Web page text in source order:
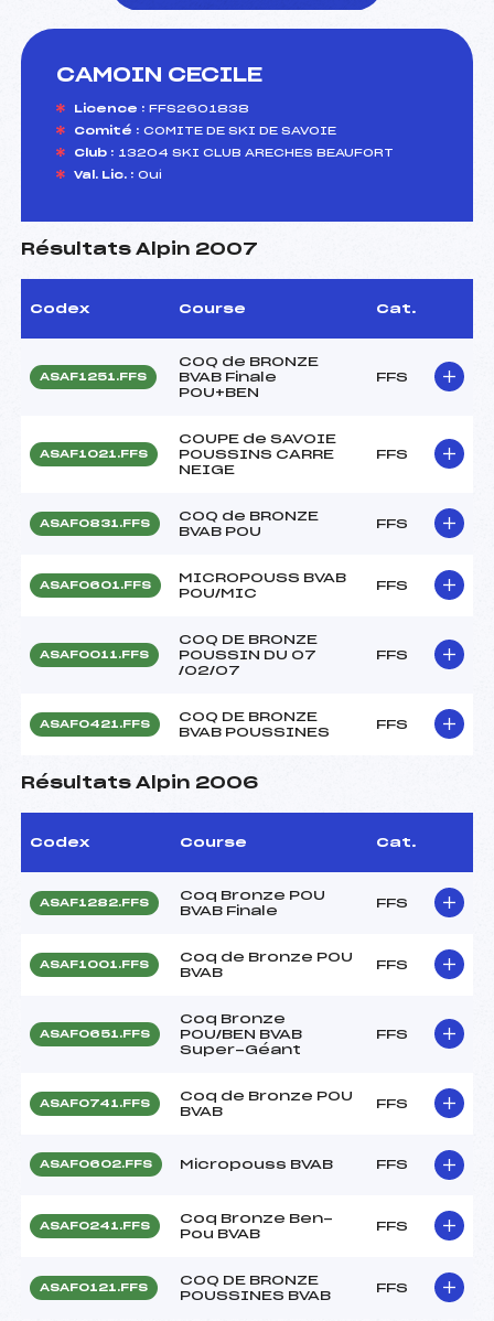
CAMOIN CECILE
Licence : FFS2601838
Comité : COMITE DE SKI DE SAVOIE
Club : 13204 SKI CLUB ARECHES BEAUFORT
Val. Lic. : Oui
Résultats Alpin 2007
Codex Course Cat.
ASAF1251.FFS
COQ de BRONZE
BVAB Finale
POU+BEN
FFS
ASAF1021.FFS
COUPE de SAVOIE
POUSSINS CARRE
NEIGE
FFS
ASAF0831.FFS
COQ de BRONZE
BVAB POU
FFS
ASAF0601.FFS
MICROPOUSS BVAB
POU/MIC
FFS
ASAF0011.FFS
COQ DE BRONZE
POUSSIN DU 07
/02/07
FFS
ASAF0421.FFS
COQ DE BRONZE
BVAB POUSSINES
FFS
Résultats Alpin 2006
Codex Course Cat.
ASAF1282.FFS
Coq Bronze POU
BVAB Finale
FFS
ASAF1001.FFS
Coq de Bronze POU
BVAB
FFS
ASAF0651.FFS
Coq Bronze
POU/BEN BVAB
Super-Géant
FFS
ASAF0741.FFS
Coq de Bronze POU
BVAB
FFS
ASAF0602.FFS Micropouss BVAB FFS
ASAF0241.FFS
Coq Bronze Ben-
Pou BVAB
FFS
ASAF0121.FFS
COQ DE BRONZE
POUSSINES BVAB
FFS